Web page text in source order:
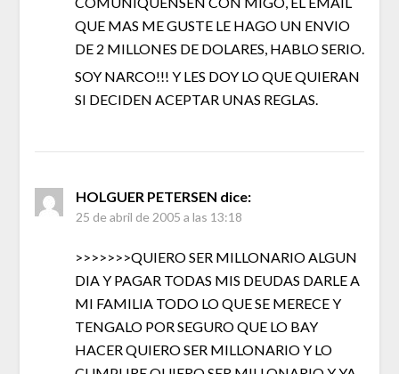
QUE MAS ME GUSTE LE HAGO UN ENVIO
DE 2 MILLONES DE DOLARES, HABLO SERIO.
SOY NARCO!!! Y LES DOY LO QUE QUIERAN
SI DECIDEN ACEPTAR UNAS REGLAS.
HOLGUER PETERSEN dice:
25 de abril de 2005 a las 13:18
>>>>>>>QUIERO SER MILLONARIO ALGUN
DIA Y PAGAR TODAS MIS DEUDAS DARLE A
MI FAMILIA TODO LO QUE SE MERECE Y
TENGALO POR SEGURO QUE LO BAY
HACER QUIERO SER MILLONARIO Y LO